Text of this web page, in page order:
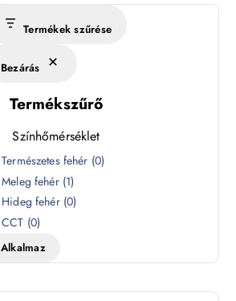
Termékek szűrése
Bezárás
Termékszűrő
Színhőmérséklet
Természetes fehér (0)
Meleg fehér (1)
Hideg fehér (0)
CCT (0)
Alkalmaz